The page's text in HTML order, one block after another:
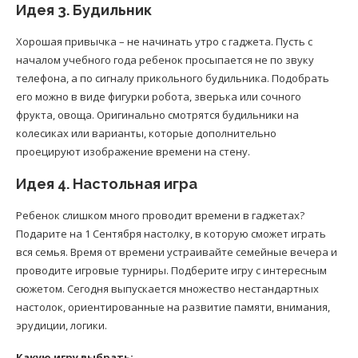
Идея 3. Будильник
Хорошая привычка – не начинать утро с гаджета. Пусть с
началом учебного года ребенок просыпается не по звуку
телефона, а по сигналу прикольного будильника. Подобрать
его можно в виде фигурки робота, зверька или сочного
фрукта, овоща. Оригинально смотрятся будильники на
колесиках или варианты, которые дополнительно
проецируют изображение времени на стену.
Идея 4. Настольная игра
Ребенок слишком много проводит времени в гаджетах?
Подарите на 1 Сентября настолку, в которую сможет играть
вся семья. Время от времени устраивайте семейные вечера и
проводите игровые турниры. Подберите игру с интересным
сюжетом. Сегодня выпускается множество нестандартных
настолок, ориентированные на развитие памяти, внимания,
эрудиции, логики.